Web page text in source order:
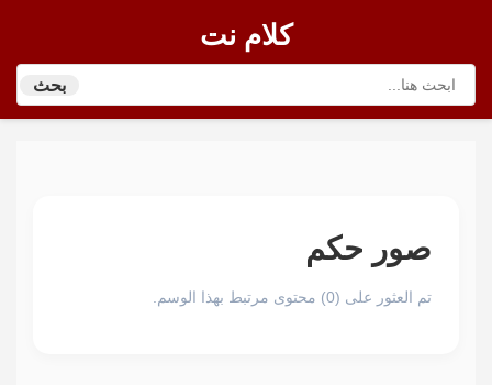
كلام نت
بحث
صور حكم
تم العثور على (0) محتوى مرتبط بهذا الوسم.